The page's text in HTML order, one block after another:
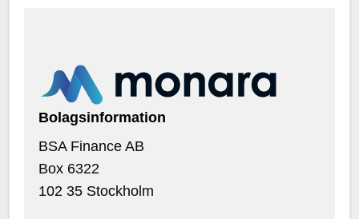
Bolagsinformation
BSA Finance AB
Box 6322
102 35 Stockholm